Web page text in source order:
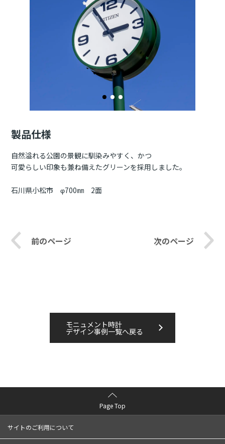
製品仕様
自然溢れる公園の景観に馴染みやすく、かつ
可愛らしい印象も兼ね備えたグリーンを採用しました。
石川県小松市 φ700㎜ 2面
前のページ 次のページ
モニュメント時計
デザイン事例一覧へ戻る
Page Top
サイトのご利用について